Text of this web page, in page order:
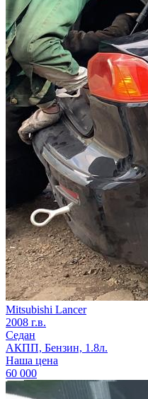
Mitsubishi Lancer
2008 г.в.
Седан
АКПП, Бензин, 1.8л.
Наша цена
60 000